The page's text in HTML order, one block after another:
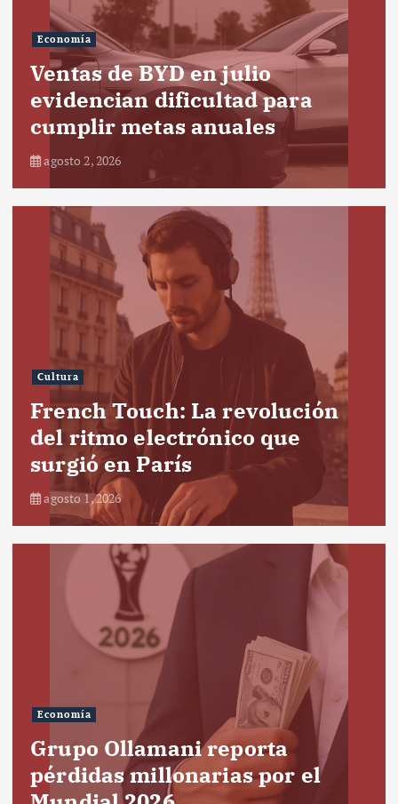
Economía
Ventas de BYD en julio
evidencian dificultad para
cumplir metas anuales
agosto 2, 2026
Cultura
French Touch: La revolución
del ritmo electrónico que
surgió en París
agosto 1, 2026
Economía
Grupo Ollamani reporta
pérdidas millonarias por el